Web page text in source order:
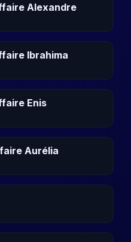
Alexandre
Ibrahima
Enis
Aurélia